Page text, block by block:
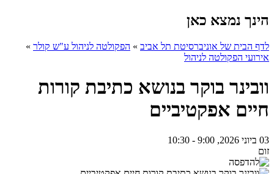
הינך נמצא כאן
לדף הבית של אוניברסיטת תל אביב » הפקולטה לניהול ע"ש קולר »
אירועי הפקולטה לניהול
וובינר בוקר בנושא כתיבת קורות
חיים אפקטיביים
03 ביוני 2026, 9:00 - 10:30
זום